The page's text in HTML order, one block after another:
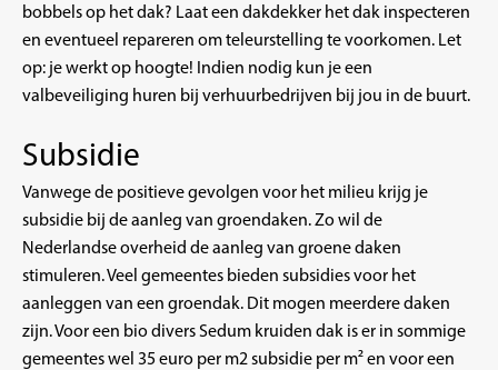
bobbels op het dak? Laat een dakdekker het dak inspecteren
en eventueel repareren om teleurstelling te voorkomen. Let
op: je werkt op hoogte! Indien nodig kun je een
valbeveiliging huren bij verhuurbedrijven bij jou in de buurt.
Subsidie
Vanwege de positieve gevolgen voor het milieu krijg je
subsidie bij de aanleg van groendaken. Zo wil de
Nederlandse overheid de aanleg van groene daken
stimuleren. Veel gemeentes bieden subsidies voor het
aanleggen van een groendak. Dit mogen meerdere daken
zijn. Voor een bio divers Sedum kruiden dak is er in sommige
gemeentes wel 35 euro per m2 subsidie per m² en voor een